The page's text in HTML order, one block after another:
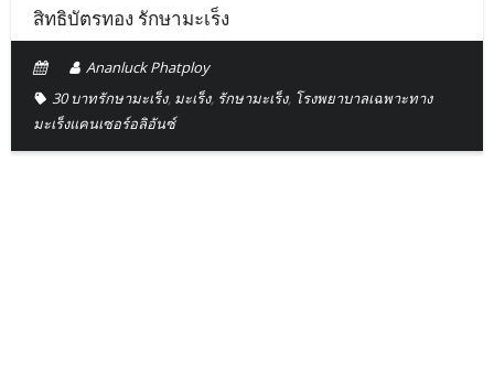
สิทธิบัตรทอง รักษามะเร็ง
Ananluck Phatploy
30 บาทรักษามะเร็ง, มะเร็ง, รักษามะเร็ง, โรงพยาบาลเฉพาะทาง
มะเร็งแคนเซอร์อลิอันซ์